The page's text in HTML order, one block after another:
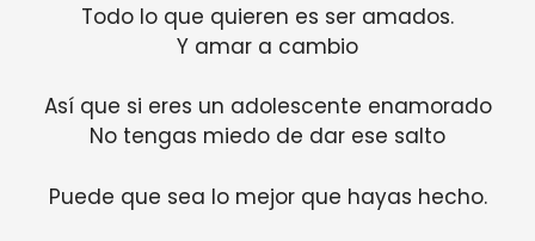
Todo lo que quieren es ser amados.
Y amar a cambio
Así que si eres un adolescente enamorado
No tengas miedo de dar ese salto
Puede que sea lo mejor que hayas hecho.